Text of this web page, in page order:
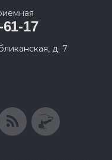
17
д. 7